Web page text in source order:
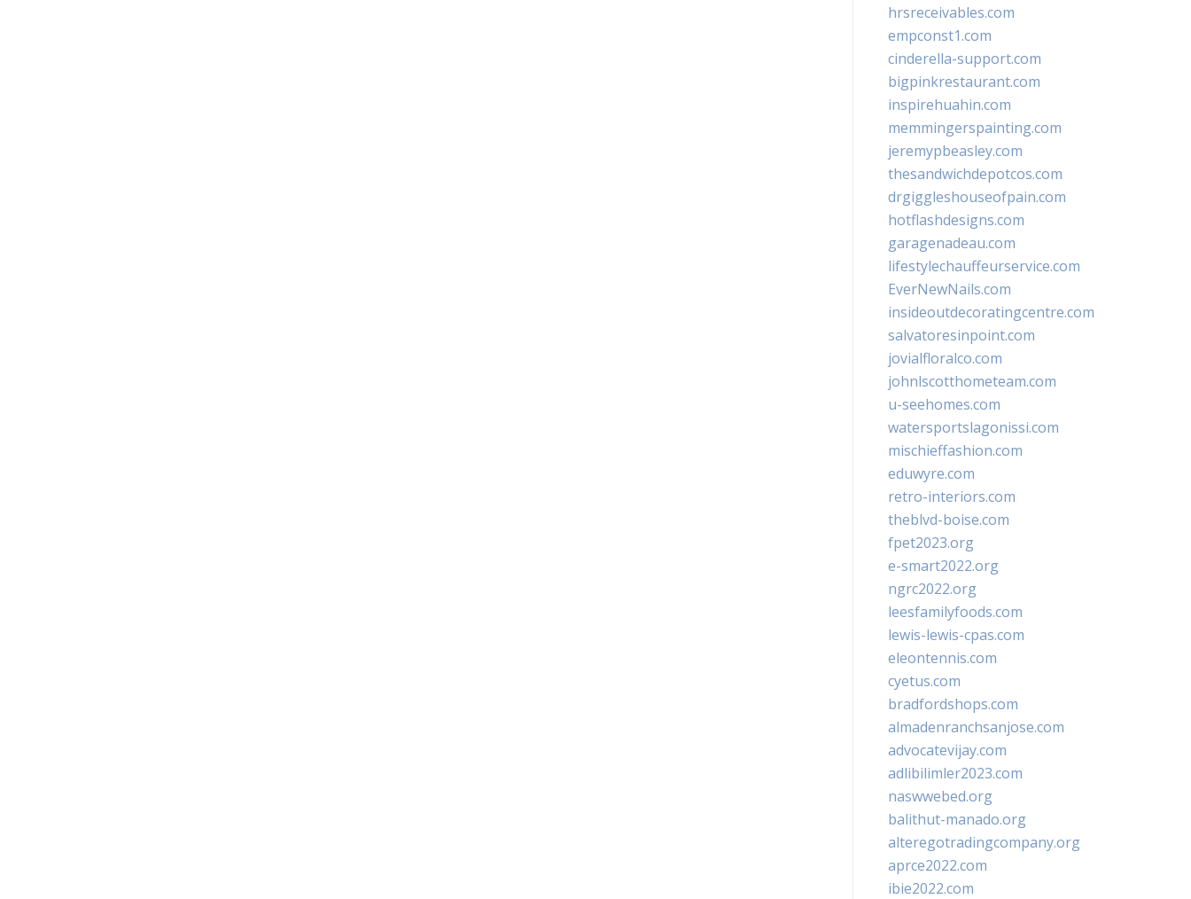
hrsreceivables.com
empconst1.com
cinderella-support.com
bigpinkrestaurant.com
inspirehuahin.com
memmingerspainting.com
jeremypbeasley.com
thesandwichdepotcos.com
drgiggleshouseofpain.com
hotflashdesigns.com
garagenadeau.com
lifestylechauffeurservice.com
EverNewNails.com
insideoutdecoratingcentre.com
salvatoresinpoint.com
jovialfloralco.com
johnlscotthometeam.com
u-seehomes.com
watersportslagonissi.com
mischieffashion.com
eduwyre.com
retro-interiors.com
theblvd-boise.com
fpet2023.org
e-smart2022.org
ngrc2022.org
leesfamilyfoods.com
lewis-lewis-cpas.com
eleontennis.com
cyetus.com
bradfordshops.com
almadenranchsanjose.com
advocatevijay.com
adlibilimler2023.com
naswwebed.org
balithut-manado.org
alteregotradingcompany.org
aprce2022.com
ibie2022.com